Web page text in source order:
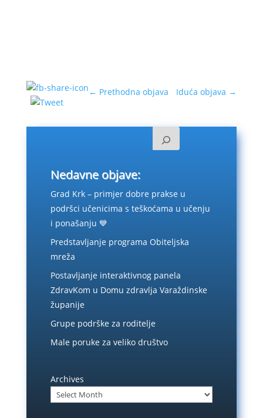
← Prethodna objava Iduća objava →
Nedavne objave:
Grad Krk – primjer dobre prakse u
podršci učenicima s teškoćama u učenju
i ponašanju 💙
Predstavljanje programa Obiteljska
mreža
Postavljanje interaktivnog panela
ZdravKom u Domu zdravlja Varaždinske
županije
Grupe podrške za roditelje
Male poruke za veliko društvo
Archives